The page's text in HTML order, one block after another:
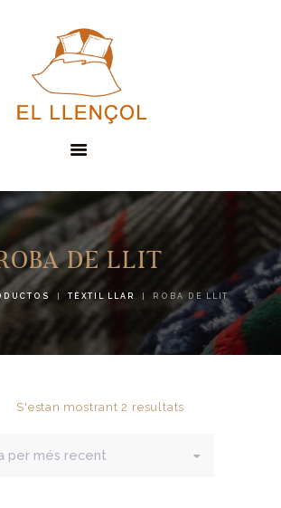
DE LLIT
TÈXTIL LLAR ROBA DE LLIT
S'estan mostrant 2 resultats